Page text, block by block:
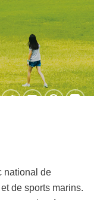
national de
de sports marins.